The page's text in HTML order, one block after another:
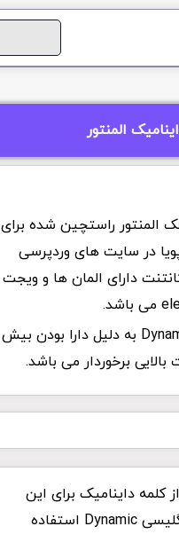
المنتور
المنتور راستچین شده برای
در سایت های وردپرسی
دارای المان ها و ویجت
پلاگین Dynamic Content for Elementor به دلیل دارا بودن بیش
داینامیک برای این
افزونه استفاده شده است. در پلاگین یاب ما از هر دو نام در کنار واژه انگلیسی Dynamic استفاده